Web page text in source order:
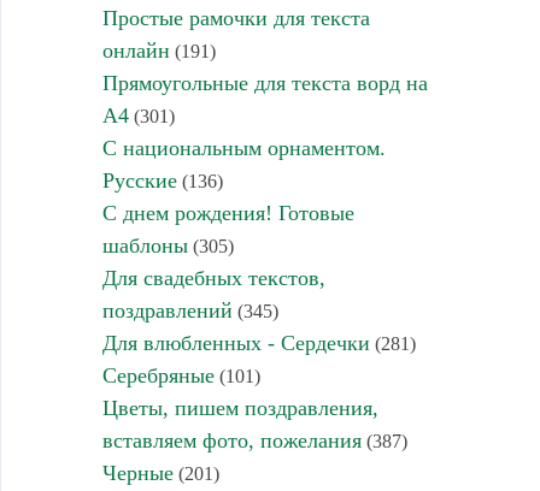
Простые рамочки для текста
онлайн (191)
Прямоугольные для текста ворд на
А4(301)
С национальным орнаментом.
Русские(136)
С днем рождения! Готовые
шаблоны(305)
Для свадебных текстов,
поздравлений (345)
Для влюбленных - Сердечки (281)
Серебряные(101)
Цветы, пишем поздравления,
вставляем фото, пожелания(387)
Черные(201)